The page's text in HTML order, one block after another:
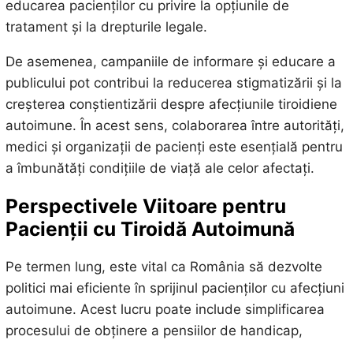
educarea pacienților cu privire la opțiunile de
tratament și la drepturile legale.
De asemenea, campaniile de informare și educare a
publicului pot contribui la reducerea stigmatizării și la
creșterea conștientizării despre afecțiunile tiroidiene
autoimune. În acest sens, colaborarea între autorități,
medici și organizații de pacienți este esențială pentru
a îmbunătăți condițiile de viață ale celor afectați.
Perspectivele Viitoare pentru
Pacienții cu Tiroidă Autoimună
Pe termen lung, este vital ca România să dezvolte
politici mai eficiente în sprijinul pacienților cu afecțiuni
autoimune. Acest lucru poate include simplificarea
procesului de obținere a pensiilor de handicap,